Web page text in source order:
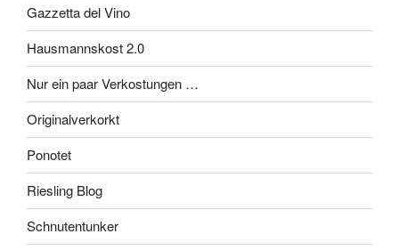
Gazzetta del Vino
Hausmannskost 2.0
Nur ein paar Verkostungen …
Originalverkorkt
Ponotet
Riesling Blog
Schnutentunker